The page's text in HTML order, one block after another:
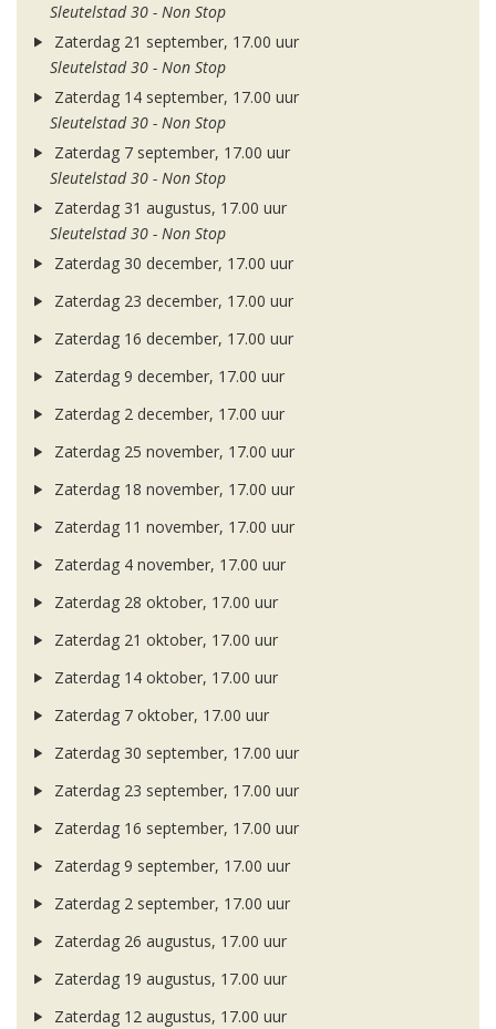
Sleutelstad 30 - Non Stop
Zaterdag 21 september, 17.00 uur
Sleutelstad 30 - Non Stop
Zaterdag 14 september, 17.00 uur
Sleutelstad 30 - Non Stop
Zaterdag 7 september, 17.00 uur
Sleutelstad 30 - Non Stop
Zaterdag 31 augustus, 17.00 uur
Sleutelstad 30 - Non Stop
Zaterdag 30 december, 17.00 uur
Zaterdag 23 december, 17.00 uur
Zaterdag 16 december, 17.00 uur
Zaterdag 9 december, 17.00 uur
Zaterdag 2 december, 17.00 uur
Zaterdag 25 november, 17.00 uur
Zaterdag 18 november, 17.00 uur
Zaterdag 11 november, 17.00 uur
Zaterdag 4 november, 17.00 uur
Zaterdag 28 oktober, 17.00 uur
Zaterdag 21 oktober, 17.00 uur
Zaterdag 14 oktober, 17.00 uur
Zaterdag 7 oktober, 17.00 uur
Zaterdag 30 september, 17.00 uur
Zaterdag 23 september, 17.00 uur
Zaterdag 16 september, 17.00 uur
Zaterdag 9 september, 17.00 uur
Zaterdag 2 september, 17.00 uur
Zaterdag 26 augustus, 17.00 uur
Zaterdag 19 augustus, 17.00 uur
Zaterdag 12 augustus, 17.00 uur